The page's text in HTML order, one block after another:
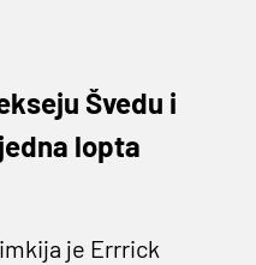
Švedu i
lopta
je Errrick